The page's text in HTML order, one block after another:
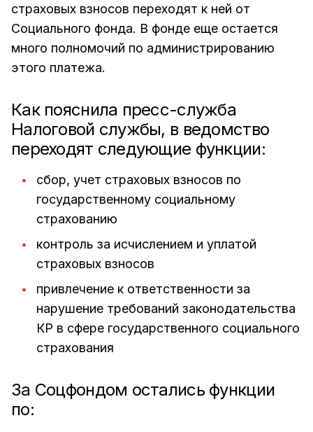
страховых взносов переходят к ней от
Социального фонда. В фонде еще остается
много полномочий по администрированию
этого платежа.
Как пояснила пресс-служба
Налоговой службы, в ведомство
переходят следующие функции:
сбор, учет страховых взносов по
государственному социальному
страхованию
контроль за исчислением и уплатой
страховых взносов
привлечение к ответственности за
нарушение требований законодательства
КР в сфере государственного социального
страхования
За Соцфондом остались функции
по: